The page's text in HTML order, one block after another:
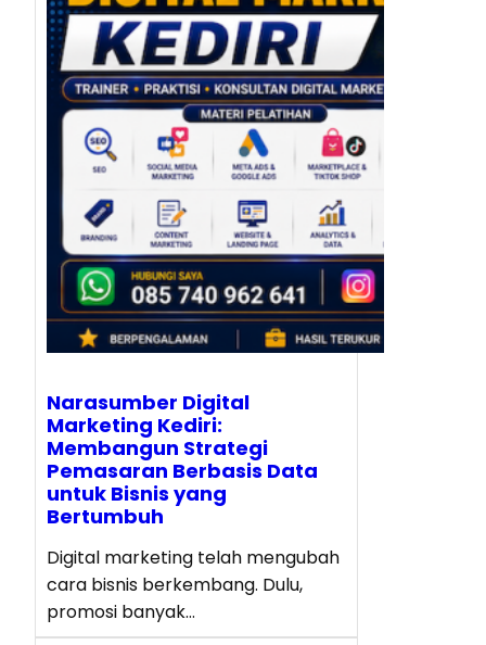
Narasumber Digital
Marketing Kediri:
Membangun Strategi
Pemasaran Berbasis Data
untuk Bisnis yang
Bertumbuh
Digital marketing telah mengubah
cara bisnis berkembang. Dulu,
promosi banyak…